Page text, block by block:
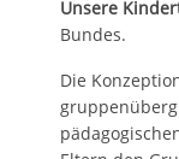
Unsere
Bundes.
Die